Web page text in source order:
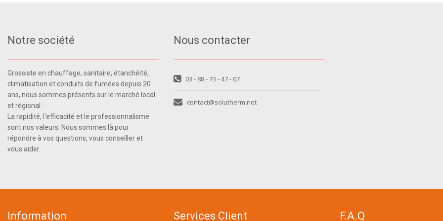
Notre société
Grossiste en chauffage, sanitaire, étanchéité,
climatisation et conduits de fumées depuis 20
ans, nous sommes présents sur le marché local
et régional.
La rapidité, l'efficacité et le professionnalisme
sont nos valeurs. Nous sommes là pour
répondre à vos questions, vous conseiller et
vous aider.
Nous contacter
03 - 88 - 73 - 47 - 07
contact@solutherm.net
Information Services Client F.A.Q